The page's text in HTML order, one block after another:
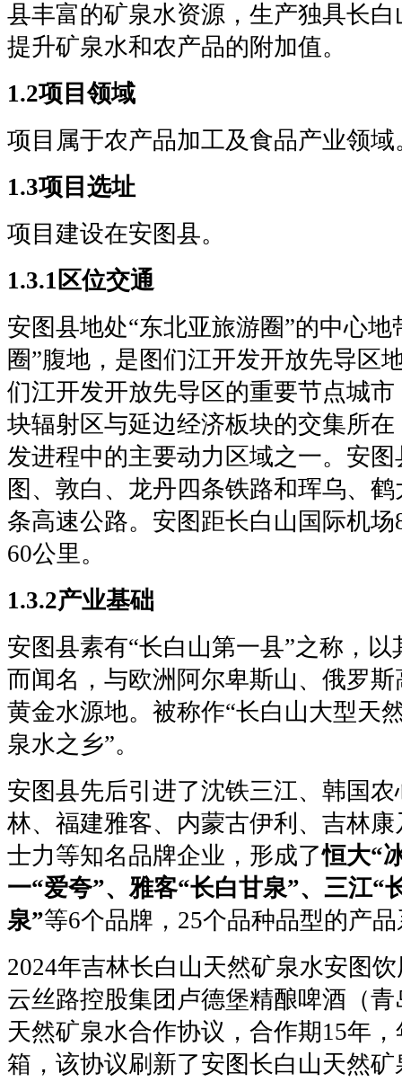
县丰富的矿泉水资源，生产独具长
提升矿泉水和农产品的附加值。
1.2项目领域
项目属于农产品加工及食品产业领域
1.3项目选址
项目建设在安图县。
1.3.1区位交通
安图县地处“东北亚旅游圈”的中心
圈”腹地，是图们江开发开放先导区
们江开发开放先导区的重要节点城
块辐射区与延边经济板块的交集所
发进程中的主要动力区域之一。安
图、敦白、龙丹四条铁路和珲乌、
条高速公路。安图距长白山国际机
60公里。
1.3.2产业基础
安图县素有“长白山第一县”之称，
而闻名，与欧洲阿尔卑斯山、俄罗
黄金水源地。被称作“长白山大型天
泉水之乡”。
安图县先后引进了沈铁三江、韩国
林、福建雅客、内蒙古伊利、吉林
士力等知名品牌企业，形成了恒大“
一“爱夸”、雅客“长白甘泉”、三江“
泉”等6个品牌，25个品种品型的产
2024年吉林长白山天然矿泉水安图
云丝路控股集团卢德堡精酿啤酒（
天然矿泉水合作协议，合作期15年
箱，该协议刷新了安图长白山天然